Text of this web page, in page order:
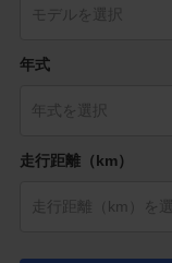
年式
走行距離（km）